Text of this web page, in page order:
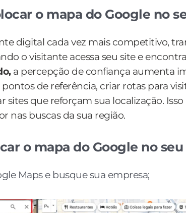
o mapa do Google no
digital cada vez mais competitivo,
o visitante acessa seu site e
a percepção de confiança aumenta
de referência, criar rotas para
sites que reforçam sua localização.
nas buscas da sua região.
o mapa do Google no
Maps e busque sua empresa;